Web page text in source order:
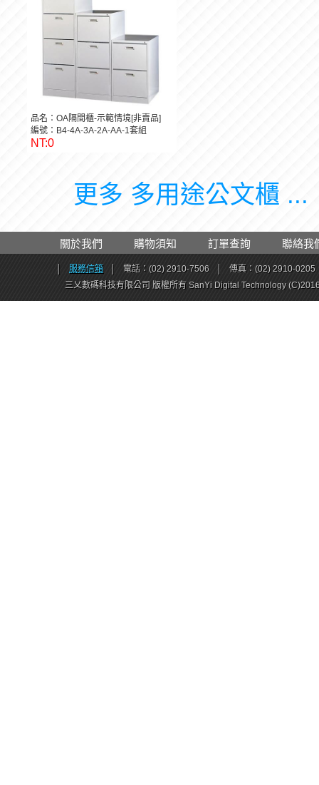
品名：OA隔間櫃-示範情境[非賣品]
編號：B4-4A-3A-2A-AA-1套組
NT:0
更多 多用途公文櫃 ...
關於我們 購物須知 訂單查詢 聯絡我
服務信箱 電話：(02) 2910-7506
傳真：(02) 2910-0205
三乂數碼科技有限公司 版權所有 SanYi Digital Technology